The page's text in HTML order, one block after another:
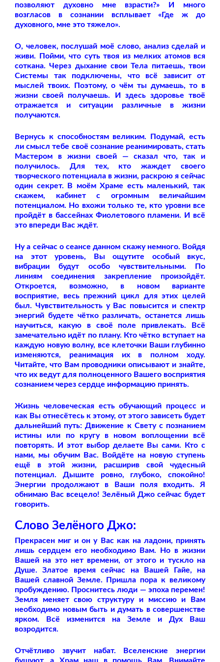
позволяют духовно мне взрасти?» И много
возгласов в сознании всплывает «Где ж до
духовного, мне это тяжело».
О, человек, послушай моё слово, анализ сделай и
живи. Пойми, что суть твоя из мелких атомов вся
соткана. Через дыхание свои Тела питаешь, твои
Системы так подключены, что всё зависит от
мыслей твоих. Поэтому, о чём ты думаешь, то в
жизни своей получаешь. И здесь здоровье твоё
отражается и ситуации различные в жизни
получаются.
Вернусь к способностям великим. Подумай, есть
ли смысл тебе своё сознание реанимировать, стать
Мастером в жизни своей — сказал что, так и
получилось. Для тех, кто жаждет своего
творческого потенциала в жизни, раскрою я сейчас
один секрет. В моём Храме есть маленький, так
скажем, кабинет с огромным величайшим
потенциалом. Но вхожи только те, кто уровни все
пройдёт в бассейнах Фиолетового пламени. И всё
это впереди Вас ждёт.
Ну а сейчас о сеансе данном скажу немного. Войдя
на этот уровень, Вы ощутите особый вкус,
вибрации будут особо чувствительными. По
линиям соединения закрепление произойдёт.
Откроется, возможно, в новом варианте
восприятие, весь прежний цикл для этих целей
был. Чувствительность у Вас повысится и спектр
энергий будете чётко различать, останется лишь
научиться, какую в своё поле привлекать. Всё
замечательно идёт по плану. Кто чётко вступает на
каждую новую волну, все клеточки Ваши глубинно
изменяются, реанимация их в полном ходу.
Читайте, что Вам проводники описывают и знайте,
что их ведут для полноценного Вашего восприятия
сознанием через сердце информацию принять.
Жизнь человеческая есть обучающий процесс и
как Вы отнесётесь к этому, от этого зависеть будет
дальнейший путь: Движение к Свету с познанием
истины или по кругу в новом воплощении всё
повторять. И этот выбор делаете Вы сами. Кто с
нами, мы обучим Вас. Войдёте на новую ступень
ещё в этой жизни, расширив свой чудесный
потенциал. Дышите ровно, глубоко, спокойно!
Энергии продолжают в Ваши поля входить. Я
обнимаю Вас всецело! Зелёный Джо сейчас будет
говорить.
Слово Зелёного Джо:
Прекрасен миг и он у Вас как на ладони, принять
лишь сердцем его необходимо Вам. Но в жизни
Вашей на это нет времени, от этого и тускло на
Душе. Златое время сейчас на Вашей Гайе, на
Вашей славной Земле. Пришла пора к великому
пробуждению. Проснитесь люди — эпоха перемен!
Земля меняет свою структуру и миссию и Вам
необходимо новым быть и думать в совершенстве
ярком. Всё изменится на Земле и Дух Ваш
возродится.
Отчётливо звучит набат. Вселенские энергии